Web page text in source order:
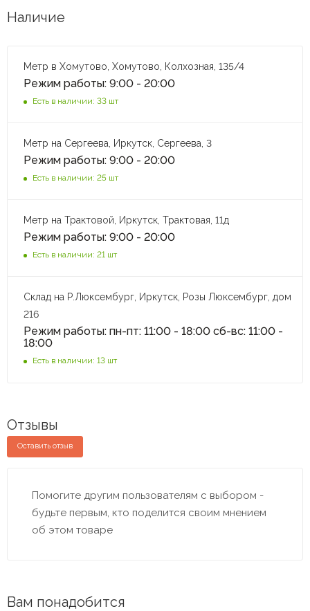
Наличие
Метр в Хомутово, Хомутово, Колхозная, 135/4
Режим работы: 9:00 - 20:00
Есть в наличии: 33 шт
Метр на Сергеева, Иркутск, Сергеева, 3
Режим работы: 9:00 - 20:00
Есть в наличии: 25 шт
Метр на Трактовой, Иркутск, Трактовая, 11д
Режим работы: 9:00 - 20:00
Есть в наличии: 21 шт
Склад на Р.Люксембург, Иркутск, Розы Люксембург, дом
216
Режим работы: пн-пт: 11:00 - 18:00 сб-вс: 11:00 -
18:00
Есть в наличии: 13 шт
Отзывы
Оставить отзыв
Помогите другим пользователям с выбором -
будьте первым, кто поделится своим мнением
об этом товаре
Вам понадобится